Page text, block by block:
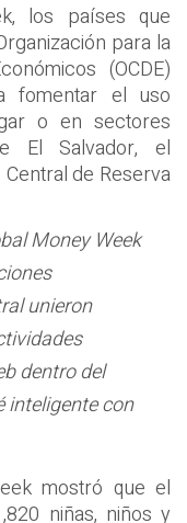
los países que
para la
(OCDE)
fomentar el uso
o en sectores
El Salvador, el
de Reserva
Money Week
unieron
dentro del
inteligente con
mostró que el
niñas, niños y